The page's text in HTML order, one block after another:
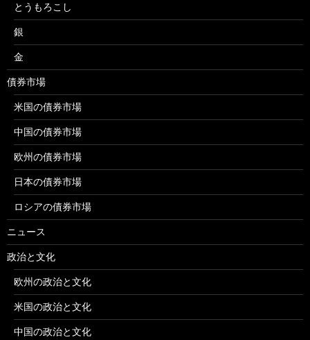
とうもろこし
銀
金
債券市場
米国の債券市場
中国の債券市場
欧州の債券市場
日本の債券市場
ロシアの債券市場
ニュース
政治と文化
欧州の政治と文化
米国の政治と文化
中国の政治と文化